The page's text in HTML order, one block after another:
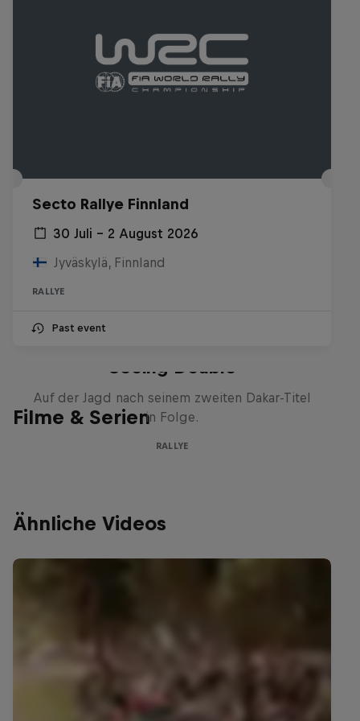
Secto Rallye Finnland
30 Juli – 2 August 2026
Jyväskylä, Finnland
RALLYE
Past event
Filme & Serien
Seeing Double
Auf der Jagd nach seinem zweiten Dakar-Titel
in Folge.
RALLYE
Ähnliche Videos